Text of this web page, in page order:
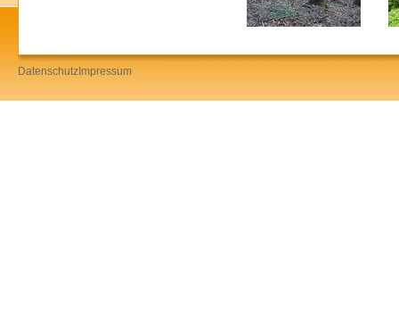
Datenschutz Impressum